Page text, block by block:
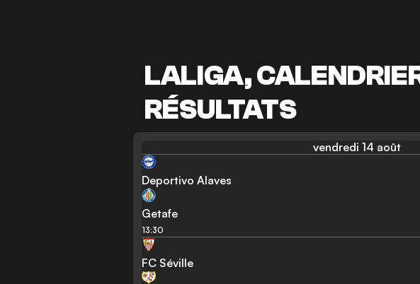
LALIGA,
RÉSULTATS
vendredi 14 août
Deportivo Alaves
Getafe
13:30
FC Séville